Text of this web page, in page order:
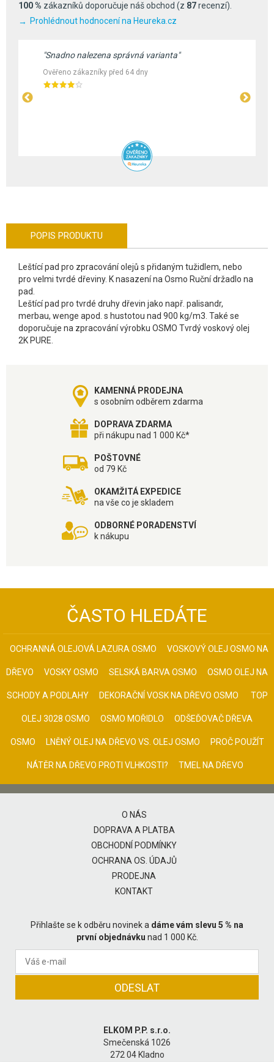
100 % zákazníků doporučuje náš obchod (z 87recenzí).
Prohlédnout hodnocení na Heureka.cz
"Snadno nalezena správná varianta"
Ověřeno zákazníky před 64 dny
POPIS PRODUKTU
Leštící pad pro zpracování olejů s přidaným tužidlem, nebo
pro velmi tvrdé dřeviny. K nasazení na Osmo Ruční držadlo na
pad.
Leštící pad pro tvrdé druhy dřevin jako např. palisandr,
merbau, wenge apod. s hustotou nad 900 kg/m3. Také se
doporučuje na zpracování výrobku OSMO Tvrdý voskový olej
2K PURE.
KAMENNÁ PRODEJNA
s osobním odběrem zdarma
DOPRAVA ZDARMA
při nákupu nad 1 000 Kč*
POŠTOVNÉ
od 79 Kč
OKAMŽITÁ EXPEDICE
na vše co je skladem
ODBORNÉ PORADENSTVÍ
k nákupu
ČASTO HLEDÁTE
OCHRANNÁ OLEJOVÁ LAZURA OSMO VOSKOVÝ OLEJ OSMO NA
DŘEVO VOSKY OSMO SELSKÁ BARVA OSMO OSMO OLEJ NA
SCHODY A PODLAHY DEKORAČNÍ VOSK NA DŘEVO OSMO TOP
OLEJ 3028 OSMO OSMO MOŘIDLO ODŠEĎOVAČ DŘEVA
OSMO LNĚNÝ OLEJ NA DŘEVO VS. OLEJ OSMO PROČ POUŽÍT
NÁTĚR NA DŘEVO PROTI VLHKOSTI? TMEL NA DŘEVO
O NÁS
DOPRAVA A PLATBA
OBCHODNÍ PODMÍNKY
OCHRANA OS. ÚDAJŮ
PRODEJNA
KONTAKT
Přihlašte se k odběru novinek a dáme vám slevu 5 % na
první objednávku nad 1 000 Kč.
ELKOM P.P. s.r.o.
Smečenská 1026
272 04 Kladno